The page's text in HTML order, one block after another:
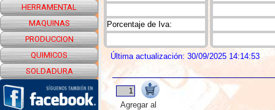
HERRAMENTAL
MAQUINAS
PRODUCCION
QUIMICOS
SOLDADURA
Porcentaje de Iva:
Última actualización: 30/09/2025 14:14:53
Agregar al